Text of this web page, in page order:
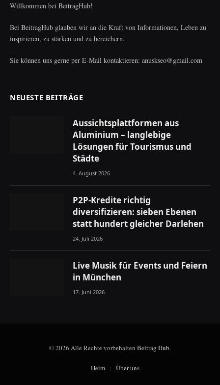
Willkommen bei BeitragHub!
Bei BeitragHub glauben wir an die Kraft von Informationen, Leben zu
inspirieren, zu stärken und zu bereichern.
Sie können uns gerne per E-Mail kontaktieren: anuskseo@gmail.com
NEUESTE BEITRÄGE
Aussichtsplattformen aus
Aluminium – langlebige
Lösungen für Tourismus und
Städte
4. August 2026
P2P-Kredite richtig
diversifizieren: sieben Ebenen
statt hundert gleicher Darlehen
24. Juli 2026
Live Musik für Events und Feiern
in München
17. Juni 2026
© 2026 Alle Rechte vorbehalten Beitrag Hub.
Heim Über uns